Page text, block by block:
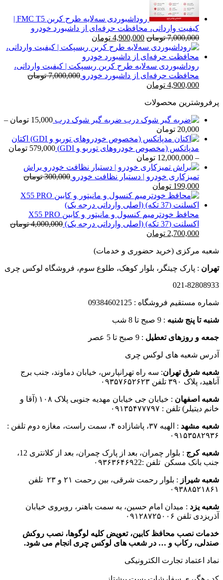
روداشبوردی سه‌لایه طرح کربن FMC T5 |
کیفیت وارداتی، محافظت حرفه‌ای از داشبورد خودرو
7,000,000 تومان قیمت
اصلی
7,000,000 تومان
بود.
4,900,000 تومان
فعلی
است.
روداشبوردی سه‌لایه طرح کربن ریسپکت | کیفیت وارداتی،
محافظت حرفه‌ای از داشبورد خودرو 7,000,000 تومان
قیمت
7,000,000 تومان
4,900,000 تومان
پرفروشترین محصولات
ضربه گیر شوک درب 15,000 تومان –
20,000 تومان
قیمت:
15,000 تومان
تا
20,000 تومان
اکتان
مدپاتکس (مخصوص خودروهای توربو و GDI)
579,000 تومان
–
12,000,000 تومان
قیمت:
579,000 تومان
12,000,000 تومان
براش
تمیزکاری خودرو | دستیار نظافت خودرو 300,000 تومان
قیمت
اصلی
300,000 تومان
بود.
199,000 تومان
فعلی
199,000 تومان
است.
محافظ خودترمیم کنسول و مانیتور و کابین X55 PRO
اکسلنت (37 تکه) (اصلی وارداتی درجه یک)
4,000,000 تومان
قیمت
4,000,000 تومان
2,700,000 تومان
2,700,000 تومان
شعبه مرکزی (خرید حضوری و خدمات)
تهران : پارک چیتگر، بلوار کوهک، طلوع سوم، فروشگاه لوکس چری
021-82808933
شماره مستقیم فروشگاه : 09384602125
شنبه تا پنج شنبه : 9 صبح تا 8 شب
جمعه و روزهای تعطیل : 9 صبح تا 5 عصر
آدرس شعبه های لوکس چری
شعبه شرق تهران: سه راه تهرانپارس، خیابان دماوند، جنب برج
آناهید، پلاک ۳۹۰ تلفن ۰۹۳۵۷۶۵۲۶۲۳
شعبه اصفهان
: خیابان جی خیابان مهدیه جنوبی پلاک ۱۰۸ (آقا و
خانم دیتیلر) تلفن : ۰۹۱۳۵۴۷۷۷۹۷
شعبه مشهد
: الهیه ۳۷، پاشازاده ۴، سمت راست، مغازه دوم تلفن :
۰۹۱۵۳۵۸۲۹۳۶
شعبه کرج
: بلوار چمران، بعد از پارک چمران، بعد از کلانتری 12،
جنب بانک مسکن تلفن :۰۹۳۶۳۶۴۶۹22
شعبه شیراز
: بلوار رحمت شرقی، بین رحمت ۲۱ و ۲۳ تلفن
۰۹۳۸۸۵۲۱۸۶۱
شعبه یزد : میدان امام حسین، به سمت باهنر، روبروی خیابان
آذریزدی تلفن ۰۹۱۲۸۷۲۵۰۰۶
خدمات نصب محافظ کابین، تعویض کلیه لوگوها، نصب روکش
صندلی، رکاب و … در شعب های لوکس چری انجام می شود.
نماد اعتماد تجارت الكترونیكی